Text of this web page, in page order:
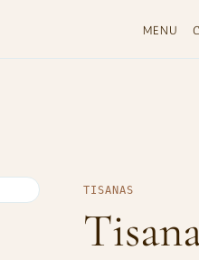
MENU
TISANAS